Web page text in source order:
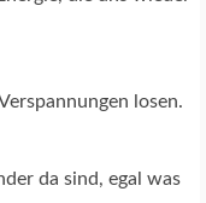
losen.
da sind, egal was